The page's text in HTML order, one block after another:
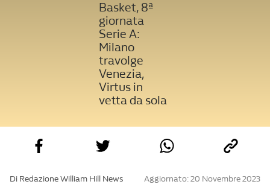
Basket, 8ª
giornata
Serie A:
Milano
travolge
Venezia,
Virtus in
vetta da sola
Di Redazione William Hill News Aggiornato: 20 Novembre 2023